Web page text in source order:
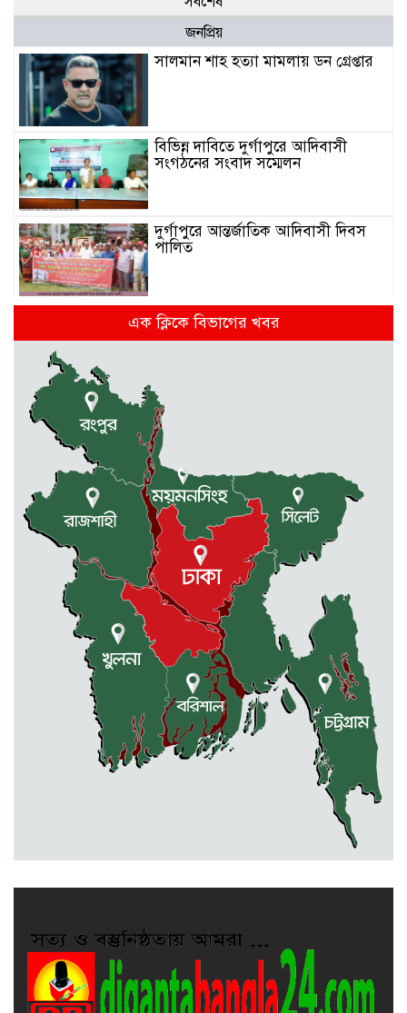
জনপ্রিয়
সালমান শাহ হত্যা মামলায় ডন গ্রেপ্তার
বিভিন্ন দাবিতে দুর্গাপুরে আদিবাসী
সংগঠনের সংবাদ সম্মেলন
দুর্গাপুরে আন্তর্জাতিক আদিবাসী দিবস
পালিত
রাষ্ট্রপতি পদে হতে যাচ্ছে ভোট, ইতিহাসে
দ্বিতীয়বার
দুর্গাপুরে নদী থেকে শাহীন নামে এক
ব্যক্তির মরদেহ উদ্ধার
মন্ত্রিসভায় যোগ হচ্ছে নতুন মুখ
সুনামগঞ্জে সড়কের ওপর রামদা দিয়ে
কুপিয়ে কৃষককে হত্যা, আহত আরো ৫
জন
সিলেটে শিশুকন্যা ফাহিমা ধর্ষণচেষ্টা ও
হত্যা মামলায় জাকিরের মৃত্যুদণ্ড
রাজশাহীতে স্কুলের ৬ তলা থেকে লাফ
দুর্গাপুরে ৪০ বোতল ভারতীয় মদসহ
এক ক্লিকে বিভাগের খবর